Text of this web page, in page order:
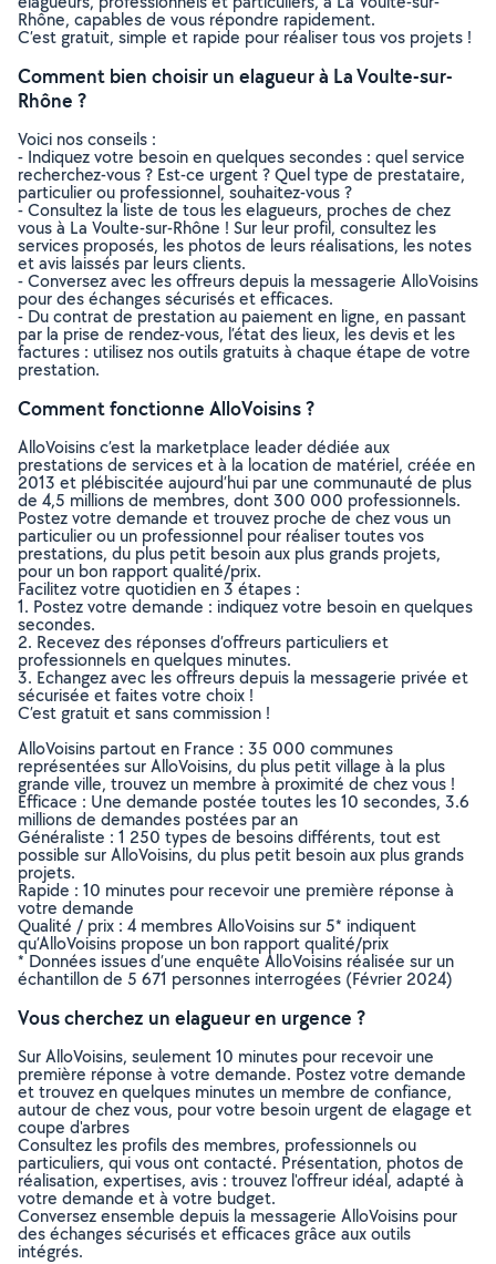
Rhône, capables de vous répondre rapidement.
C’est gratuit, simple et rapide pour réaliser tous vos projets !
Comment bien choisir un elagueur à La Voulte-sur-
Rhône ?
Voici nos conseils :
- Indiquez votre besoin en quelques secondes : quel service
recherchez-vous ? Est-ce urgent ? Quel type de prestataire,
particulier ou professionnel, souhaitez-vous ?
- Consultez la liste de tous les elagueurs, proches de chez
vous à La Voulte-sur-Rhône ! Sur leur profil, consultez les
services proposés, les photos de leurs réalisations, les notes
et avis laissés par leurs clients.
- Conversez avec les offreurs depuis la messagerie AlloVoisins
pour des échanges sécurisés et efficaces.
- Du contrat de prestation au paiement en ligne, en passant
par la prise de rendez-vous, l’état des lieux, les devis et les
factures : utilisez nos outils gratuits à chaque étape de votre
prestation.
Comment fonctionne AlloVoisins ?
AlloVoisins c’est la marketplace leader dédiée aux
prestations de services et à la location de matériel, créée en
2013 et plébiscitée aujourd’hui par une communauté de plus
de 4,5 millions de membres, dont 300 000 professionnels.
Postez votre demande et trouvez proche de chez vous un
particulier ou un professionnel pour réaliser toutes vos
prestations, du plus petit besoin aux plus grands projets,
pour un bon rapport qualité/prix.
Facilitez votre quotidien en 3 étapes :
1. Postez votre demande : indiquez votre besoin en quelques
secondes.
2. Recevez des réponses d’offreurs particuliers et
professionnels en quelques minutes.
3. Echangez avec les offreurs depuis la messagerie privée et
sécurisée et faites votre choix !
C’est gratuit et sans commission !
AlloVoisins partout en France : 35 000 communes
représentées sur AlloVoisins, du plus petit village à la plus
grande ville, trouvez un membre à proximité de chez vous !
Efficace : Une demande postée toutes les 10 secondes, 3.6
millions de demandes postées par an
Généraliste : 1 250 types de besoins différents, tout est
possible sur AlloVoisins, du plus petit besoin aux plus grands
projets.
Rapide : 10 minutes pour recevoir une première réponse à
votre demande
Qualité / prix : 4 membres AlloVoisins sur 5* indiquent
qu’AlloVoisins propose un bon rapport qualité/prix
* Données issues d’une enquête AlloVoisins réalisée sur un
échantillon de 5 671 personnes interrogées (Février 2024)
Vous cherchez un elagueur en urgence ?
Sur AlloVoisins, seulement 10 minutes pour recevoir une
première réponse à votre demande. Postez votre demande
et trouvez en quelques minutes un membre de confiance,
autour de chez vous, pour votre besoin urgent de elagage et
coupe d'arbres
Consultez les profils des membres, professionnels ou
particuliers, qui vous ont contacté. Présentation, photos de
réalisation, expertises, avis : trouvez l'offreur idéal, adapté à
votre demande et à votre budget.
Conversez ensemble depuis la messagerie AlloVoisins pour
des échanges sécurisés et efficaces grâce aux outils
intégrés.